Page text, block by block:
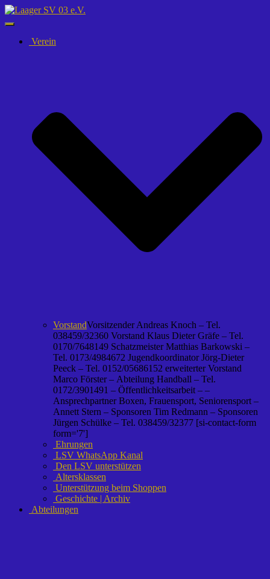
Navigation
umschalten
Verein
VorstandVorsitzender Andreas Knoch – Tel.
038459/32360 Vorstand Klaus Dieter Gräfe – Tel.
0170/7648149 Schatzmeister Matthias Barkowski –
Tel. 0173/4984672 Jugendkoordinator Jörg-Dieter
Peeck – Tel. 0152/05686152 erweiterter Vorstand
Marco Förster – Abteilung Handball – Tel.
0172/3901491 – Öffentlichkeitsarbeit – –
Ansprechpartner Boxen, Frauensport, Seniorensport –
Annett Stern – Sponsoren Tim Redmann – Sponsoren
Jürgen Schülke – Tel. 038459/32377 [si-contact-form
form='7']
Ehrungen
LSV WhatsApp Kanal
Den LSV unterstützen
Altersklassen
Unterstützung beim Shoppen
Geschichte | Archiv
Abteilungen